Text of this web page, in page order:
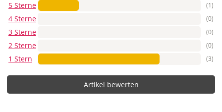
5 Sterne (1)
4 Sterne (0)
3 Sterne (0)
2 Sterne (0)
1 Stern (3)
Artikel bewerten